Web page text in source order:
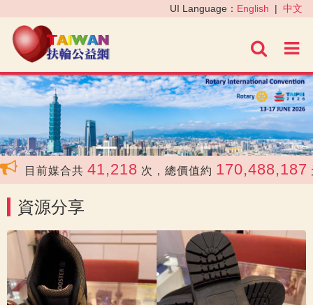
進階
UI Language： English | 中文
‹ ›
目前媒合共 41,218 次，總價值約 170,488,187 元
資源分享